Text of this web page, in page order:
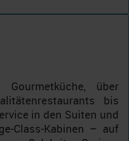
über
bis
in den Suiten und
Class-Kabinen – auf